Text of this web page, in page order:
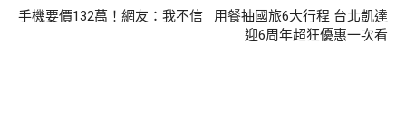
手機要價132萬！網友：我不信
用餐抽國旅6大行程 台北凱達
迎6周年超狂優惠一次看